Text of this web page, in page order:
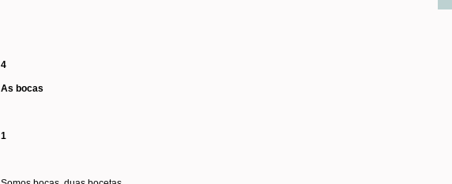
4
As bocas
1